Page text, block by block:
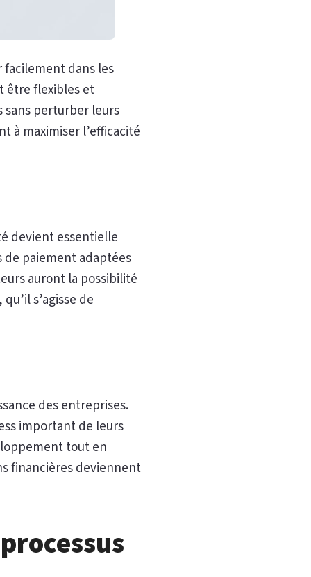
dans les
être flexibles et
sans perturber leurs
à maximiser l’efficacité
devient essentielle
paiement adaptées
auront la possibilité
s’agisse de
des entreprises.
important de leurs
tout en
financières deviennent